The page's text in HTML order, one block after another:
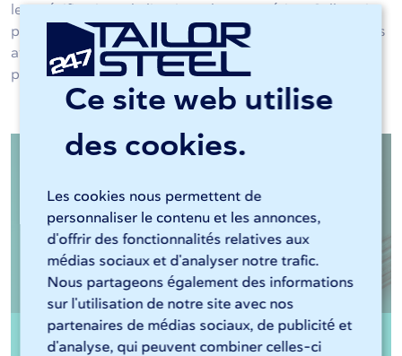
Ce site web utilise
des cookies.
Les cookies nous permettent de
personnaliser le contenu et les annonces,
d'offrir des fonctionnalités relatives aux
médias sociaux et d'analyser notre trafic.
Nous partageons également des informations
sur l'utilisation de notre site avec nos
partenaires de médias sociaux, de publicité et
d'analyse, qui peuvent combiner celles-ci
les spécifications de livraison de ce matériau. Celles-ci
peuvent différer des spécifications du matériau que vous
aviez envisagé à l'origine. Il en va de même pour les
pièces plies. Vous trouverez iciles directives de pliage.